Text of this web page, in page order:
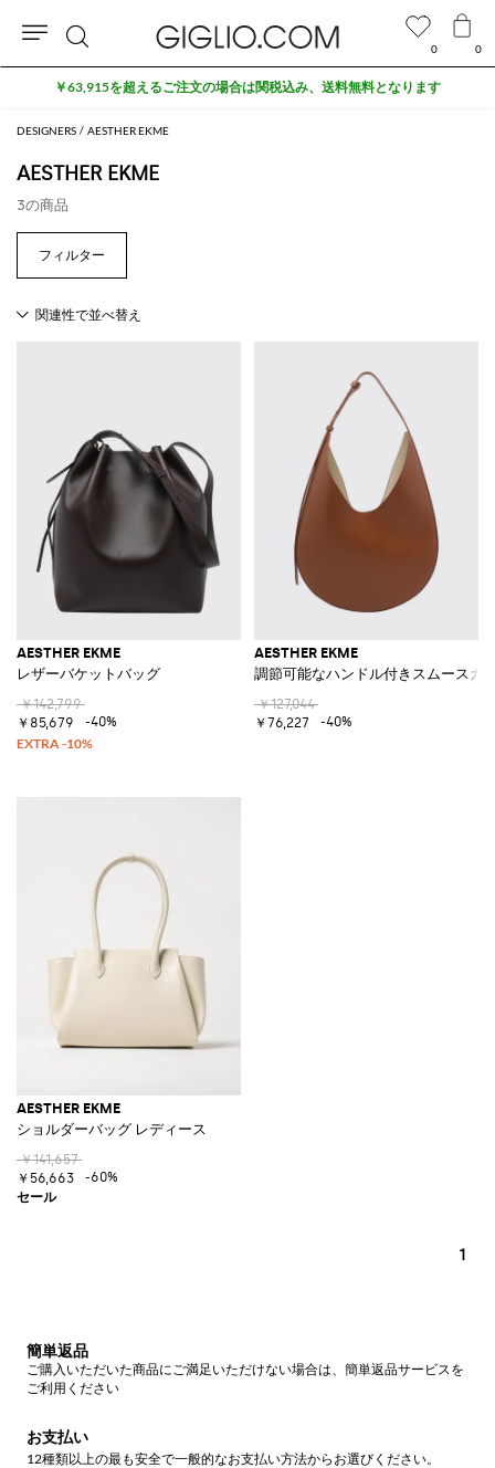
DESIGNERS AESTHER EKME
AESTHER EKME
3の商品
AESTHER EKME
レザーバケットバッグ
￥142,799
￥85,679
-40%
AESTHER EKME
調節可能なハンドル付きスムースカ
￥127,044
￥76,227
-40%
AESTHER EKME
ショルダーバッグ レディース
￥141,657
￥56,663
-60%
1
0 0
検
索
￥63,915を超えるご注文の場合は関税込み、送料無料となります
簡単返品
ご購入いただいた商品にご満足いただけない場合は、簡単返品サービスを
ご利用ください
お支払い
12種類以上の最も安全で一般的なお支払い方法からお選びください。